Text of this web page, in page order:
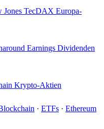
Jones TecDAX Europa-
Earnings Dividenden
Krypto-Aktien
· ETFs · Ethereum